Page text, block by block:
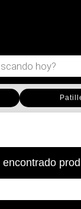
encontrado